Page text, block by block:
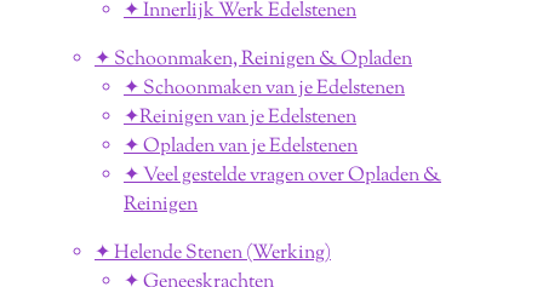
✦ Innerlijk Werk Edelstenen
✦ Schoonmaken, Reinigen & Opladen
✦ Schoonmaken van je Edelstenen
✦Reinigen van je Edelstenen
✦ Opladen van je Edelstenen
✦ Veel gestelde vragen over Opladen &
Reinigen
✦ Helende Stenen (Werking)